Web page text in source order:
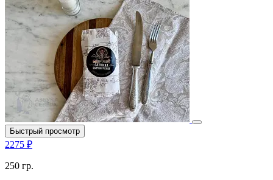
Быстрый просмотр
2275 ₽
250 гр.